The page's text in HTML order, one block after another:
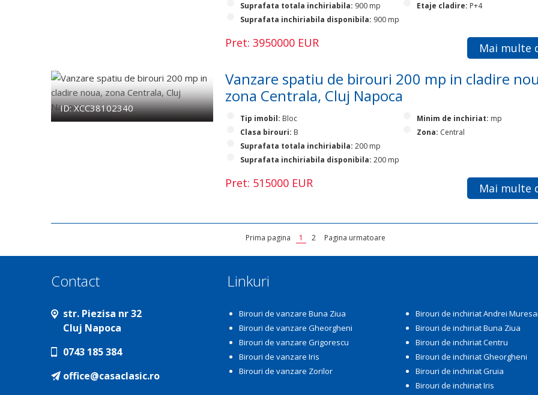
Suprafata totala inchiriabila: 900 mp
Suprafata inchiriabila disponibila: 900 mp
Etaje cladire: P+4
Mai multe
Pret: 3950000 EUR
ID: XCC38102340
Vanzare spatiu de birouri 200 mp in cladire
zona Centrala, Cluj Napoca
Tip imobil: Bloc
Clasa birouri: B
Suprafata totala inchiriabila: 200 mp
Suprafata inchiriabila disponibila: 200 mp
Minim de inchiriat: mp
Zona: Central
Mai multe
Pret: 515000 EUR
Prima pagina 1 2 Pagina urmatoare
Contact
str. Piezisa nr 32
Cluj Napoca
0743 185 384
office@casaclasic.ro
Linkuri
Birouri de vanzare Buna Ziua
Birouri de vanzare Gheorgheni
Birouri de vanzare Grigorescu
Birouri de vanzare Iris
Birouri de vanzare Zorilor
Birouri de inchiriat Andrei
Birouri de inchiriat Buna Ziua
Birouri de inchiriat Centru
Birouri de inchiriat Gheorgheni
Birouri de inchiriat Gruia
Birouri de inchiriat Iris